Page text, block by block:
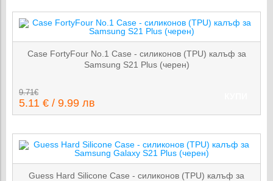
Case FortyFour No.1 Case - силиконов (TPU) калъф за
Samsung S21 Plus (черен)
9.71€
5.11 € / 9.99 лв
Guess Hard Silicone Case - силиконов (TPU) калъф за